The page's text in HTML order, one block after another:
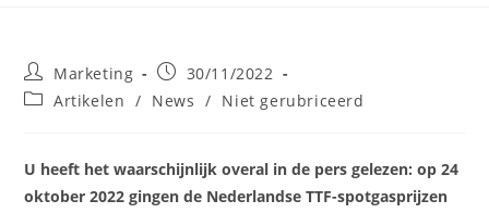
Post
author:
Marketing
Post
published:
30/11/2022
PostArtikelen / News / Niet gerubriceerd
U heeft het waarschijnlijk overal in de pers gelezen: op 24
oktober 2022 gingen de Nederlandse TTF-spotgasprijzen